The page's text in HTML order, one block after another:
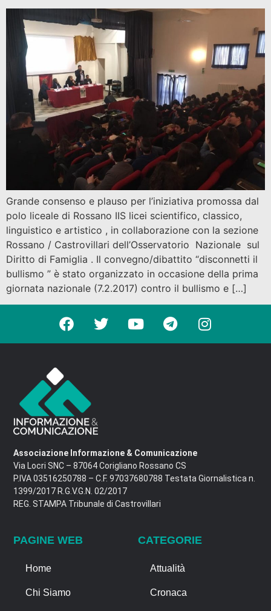
Grande consenso e plauso per l’iniziativa promossa dal
polo liceale di Rossano IIS licei scientifico, classico,
linguistico e artistico , in collaborazione con la sezione
Rossano / Castrovillari dell’Osservatorio Nazionale sul
Diritto di Famiglia . Il convegno/dibattito “disconnetti il
bullismo ” è stato organizzato in occasione della prima
giornata nazionale (7.2.2017) contro il bullismo e […]
Associazione Informazione & Comunicazione
Via Locri SNC – 87064 Corigliano Rossano CS
P.IVA 03516250788 – C.F. 97037680788 Testata Giornalistica n.
1399/2017 R.G.V.G.N. 02/2017
REG. STAMPA Tribunale di Castrovillari
PAGINE WEB
Home
Chi Siamo
CATEGORIE
Attualità
Cronaca